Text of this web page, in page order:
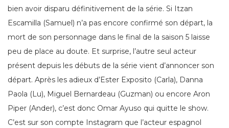
bien avoir disparu définitivement de la série. Si Itzan
Escamilla (Samuel) n’a pas encore confirmé son départ, la
mort de son personnage dans le final de la saison 5 laisse
peu de place au doute. Et surprise, l’autre seul acteur
présent depuis les débuts de la série vient d’annoncer son
départ. Après les adieux d’Ester Exposito (Carla), Danna
Paola (Lu), Miguel Bernardeau (Guzman) ou encore Aron
Piper (Ander), c’est donc Omar Ayuso qui quitte le show.
C’est sur son compte Instagram que l’acteur espagnol